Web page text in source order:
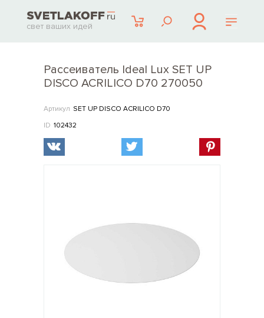
свет ваших идей
Рассеиватель Ideal Lux SET UP
DISCO ACRILICO D70 270050
Артикул SET UP DISCO ACRILICO D70
ID 102432